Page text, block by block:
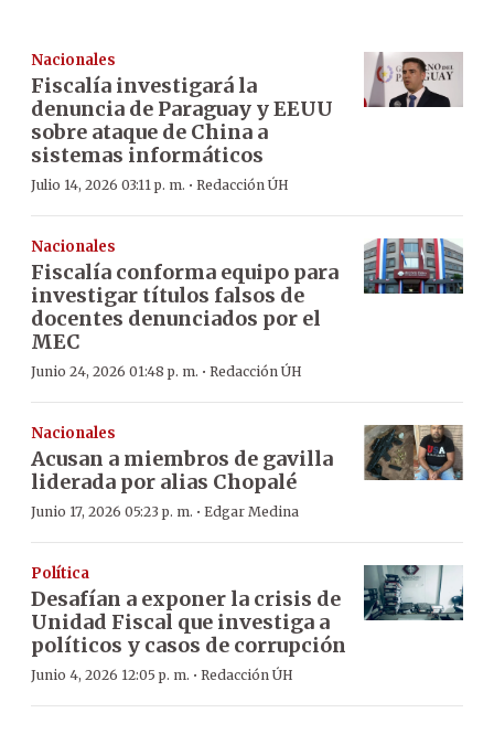
Nacionales
Fiscalía investigará la
denuncia de Paraguay y EEUU
sobre ataque de China a
sistemas informáticos
Julio 14, 2026 03:11 p. m. · Redacción ÚH
Nacionales
Fiscalía conforma equipo para
investigar títulos falsos de
docentes denunciados por el
MEC
Junio 24, 2026 01:48 p. m. · Redacción ÚH
Nacionales
Acusan a miembros de gavilla
liderada por alias Chopalé
Junio 17, 2026 05:23 p. m. · Edgar Medina
Política
Desafían a exponer la crisis de
Unidad Fiscal que investiga a
políticos y casos de corrupción
Junio 4, 2026 12:05 p. m. · Redacción ÚH